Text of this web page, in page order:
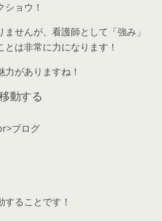
ョウ！
せんが、看護師として「強み」
は非常に力になります！
がありますね！
動する
することです！